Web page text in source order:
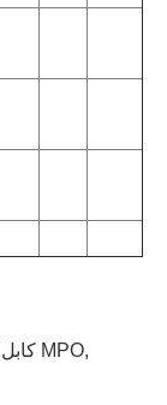
144 كابل الألياف MPO,